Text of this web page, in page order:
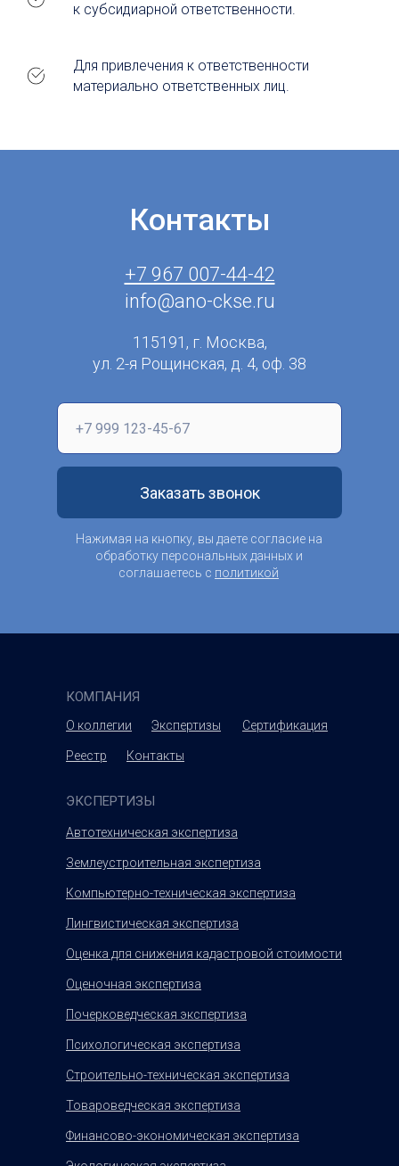
к субсидиарной ответственности.
Для привлечения к ответственности
материально ответственных лиц.
Контакты
+7 967 007-44-42
info@ano-ckse.ru
115191, г. Москва,
ул. 2-я Рощинская, д. 4, оф. 38
Заказать звонок
Нажимая на кнопку, вы даете согласие на
обработку персональных данных и
соглашаетесь c политикой
КОМПАНИЯ
ЭКСПЕРТИЗЫ
Автотехническая экспертиза
Землеустроительная экспертиза
Компьютерно-техническая экспертиза
Лингвистическая экспертиза
Оценка для снижения кадастровой стоимости
Оценочная экспертиза
Почерковедческая экспертиза
Психологическая экспертиза
Строительно-техническая экспертиза
Товароведческая экспертиза
Финансово-экономическая экспертиза
О коллегии Сертификация
Реестр
Экспертизы
Контакты